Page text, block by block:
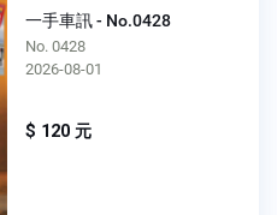
一手車訊 - No.0428
No. 0428
2026-08-01
$ 120 元